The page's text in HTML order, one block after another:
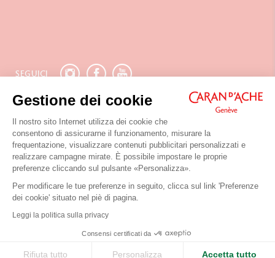
Gestione dei cookie
Il nostro sito Internet utilizza dei cookie che
consentono di assicurarne il funzionamento, misurare la
frequentazione, visualizzare contenuti pubblicitari personalizzati e
realizzare campagne mirate. È possibile impostare le proprie
preferenze cliccando sul pulsante «Personalizza».
Per modificare le tue preferenze in seguito, clicca sul link 'Preferenze
dei cookie' situato nel piè di pagina.
Leggi la politica sulla privacy
Consensi certificati da
Rifiuta tutto Personalizza Accetta tutto
SEGUICI
ISCRIVITI ALLA NEWSLETTER
CONTATTACI
Chemin du Foron 19
CH-1226 Thônex-Ginevra